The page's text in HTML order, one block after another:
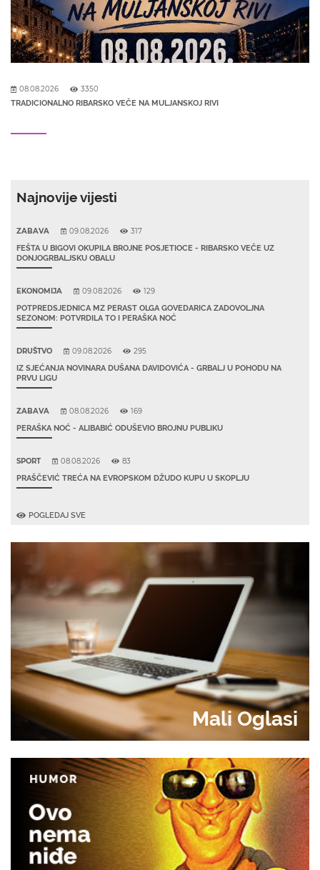
08.08.2026 3350
TRADICIONALNO RIBARSKO VEČE NA MULJANSKOJ RIVI
Najnovije vijesti
ZABAVA 09.08.2026 317
FEŠTA U BIGOVI OKUPILA BROJNE POSJETIOCE - RIBARSKO VEČE UZ
DONJOGRBALJSKU OBALU
EKONOMIJA 09.08.2026 129
POTPREDSJEDNICA MZ PERAST OLGA GOVEDARICA ZADOVOLJNA
SEZONOM: POTVRDILA TO I PERAŠKA NOĆ
DRUŠTVO 09.08.2026 295
IZ SJEĆANJA NOVINARA DUŠANA DAVIDOVIĆA - GRBALJ U POHODU NA
PRVU LIGU
ZABAVA 08.08.2026 169
PERAŠKA NOĆ - ALIBABIĆ ODUŠEVIO BROJNU PUBLIKU
SPORT 08.08.2026 83
PRAŠČEVIĆ TREĆA NA EVROPSKOM DŽUDO KUPU U SKOPLJU
POGLEDAJ SVE
Mali Oglasi